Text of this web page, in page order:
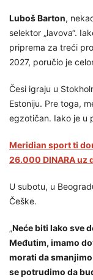
Luboš Barton,
selektor „lavova“.
priprema za treći
2027, poručio je
Česi igraju u
Estoniju. Pre toga,
egzotičan. Iako je u
Meridian sport ti
26.000 DINARA uz
U subotu, u
Češke.
„Neće biti lako sve
Međutim, imamo
morati da
se potrudimo da